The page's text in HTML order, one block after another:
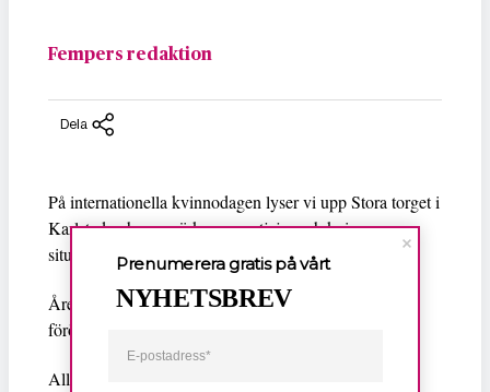
Fempers redaktion
Dela
På internationella kvinnodagen lyser vi upp Stora torget i
Karlstad och uppmärksammar tjejer och kvinnors
situation.
Årets tema: ”Alla känner ett offer, ingen känner en
förövare”
Alla Kvinnors Hus, Karlstads tjej – och kvinnojour,
Prenumerera gratis på vårt
NYHETSBREV